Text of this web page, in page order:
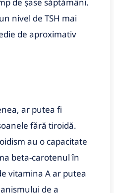
de șase săptămâni.
nivel de TSH mai
de aproximativ
ar putea fi
fără tiroidă.
au o capacitate
beta-carotenul în
vitamina A ar putea
de a